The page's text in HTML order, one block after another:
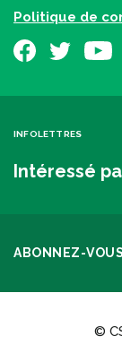
Politique de
INFOLETTRES
Intéressé
ABONNEZ-
©